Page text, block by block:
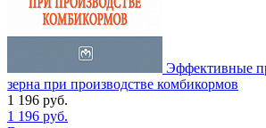
Эффективные
зерна при производстве комбикормов
1 196 руб.
1 196 руб.